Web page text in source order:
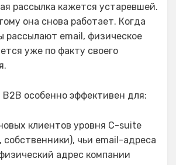
рассылка кажется устаревшей.
она снова работает. Когда
рассылают email, физическое
уже по факту своего
особенно эффективен для:
клиентов уровня C-suite
собственники), чьи email-адреса
адрес компании